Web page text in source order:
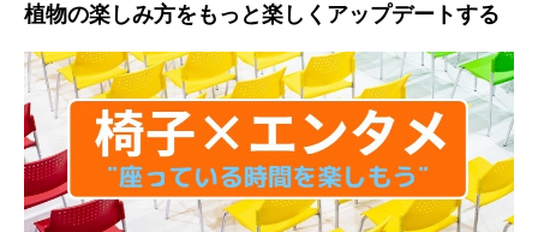
植物の楽しみ方をもっと楽しくアップデートする